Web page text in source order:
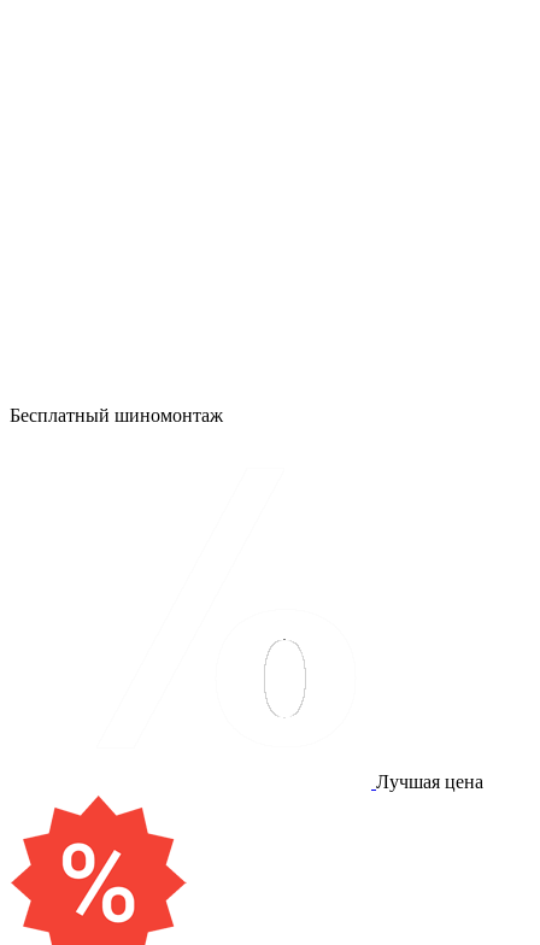
Бесплатный шиномонтаж
Лучшая цена